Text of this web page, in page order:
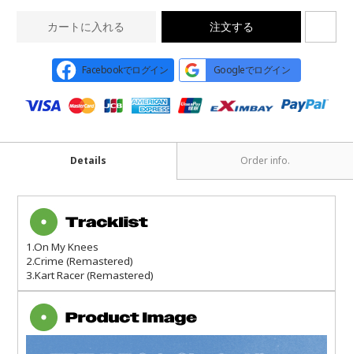
カートに入れる 注文する
Facebookでログイン Googleでログイン
Details Order info.
1.On My Knees
2.Crime (Remastered)
3.Kart Racer (Remastered)